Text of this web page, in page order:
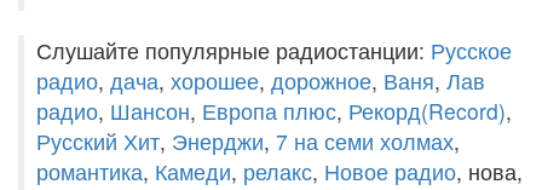
Слушайте популярные радиостанции: Русское
радио, дача, хорошее, дорожное, Ваня, Лав
радио, Шансон, Европа плюс, Рекорд(Record),
Русский Хит, Энерджи, 7 на семи холмах,
романтика, Камеди, релакс, Новое радио, нова,